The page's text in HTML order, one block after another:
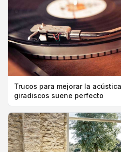
Trucos para mejorar la
giradiscos suene perfecto